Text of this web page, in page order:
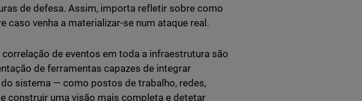
de defesa. Assim, importa refletir sobre como
venha a materializar-se num ataque real.
de eventos em toda a infraestrutura são
de ferramentas capazes de integrar
sistema — como postos de trabalho, redes,
construir uma visão mais completa e detetar